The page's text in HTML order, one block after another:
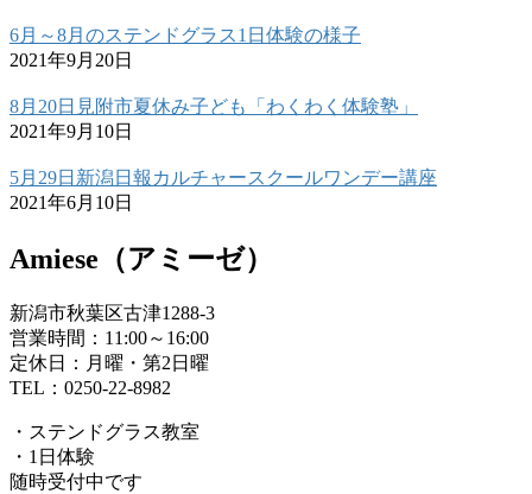
6月～8月のステンドグラス1日体験の様子
2021年9月20日
8月20日見附市夏休み子ども「わくわく体験塾」
2021年9月10日
5月29日新潟日報カルチャースクールワンデー講座
2021年6月10日
Amiese（アミーゼ）
新潟市秋葉区古津1288-3
営業時間：11:00～16:00
定休日：月曜・第2日曜
TEL：0250-22-8982
・ステンドグラス教室
・1日体験
随時受付中です